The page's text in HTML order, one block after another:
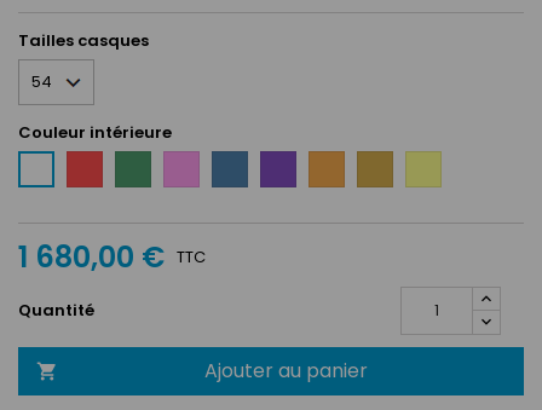
Tailles casques
Couleur intérieure
fluo
1 680,00 € TTC
Quantité
 Ajouter au panier